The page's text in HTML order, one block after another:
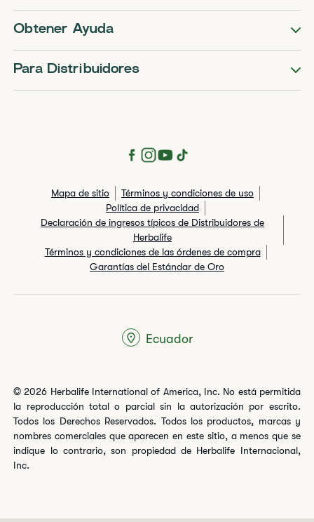
Obtener Ayuda
Para Distribuidores
Mapa de sitio
Términos y condiciones de uso
Política de privacidad
Declaración de ingresos típicos de Distribuidores de
Herbalife
Términos y condiciones de las órdenes de compra
Garantías del Estándar de Oro
© 2026 Herbalife International of America, Inc. No está permitida
la reproducción total o parcial sin la autorización por escrito.
Todos los Derechos Reservados. Todos los productos, marcas y
nombres comerciales que aparecen en este sitio, a menos que se
indique lo contrario, son propiedad de Herbalife Internacional,
Inc.
Ecuador